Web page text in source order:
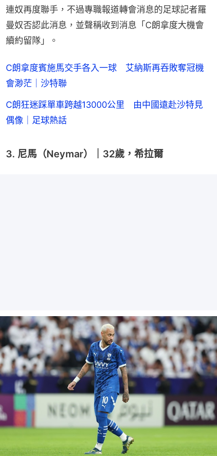
連奴再度聯手，不過專職報道轉會消息的足球記者羅
曼奴否認此消息，並聲稱收到消息「C朗拿度大機會
續約留隊」。
C朗拿度賓施馬交手各入一球 艾納斯再吞敗奪冠機
會渺茫｜沙特聯
C朗狂迷踩單車跨越13000公里 由中國遠赴沙特見
偶像｜足球熱話
3. 尼馬（Neymar）｜32歲，希拉爾